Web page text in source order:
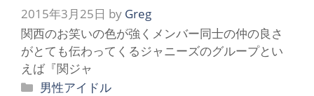
2015年3月25日 by Greg
関西のお笑いの色が強くメンバー同士の仲の良さ
がとても伝わってくるジャニーズのグループとい
えば『関ジャ
カ
男性アイドル